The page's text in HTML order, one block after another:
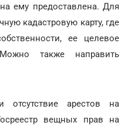
ему предоставлена. Для
кадастровую карту, где
ее целевое
также направить
арестов на
вещных прав на